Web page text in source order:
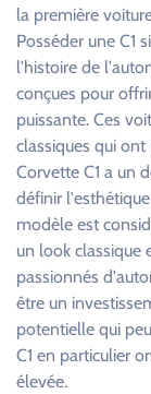
r
h
m
d
la première
Posséder une C1
l'histoire de
conçues pour
puissante. Ces
classiques qui
Corvette C1 a un
définir
modèle est
un look classique
passionnés
être un
potentielle qui
C1 en particulier
élevée.